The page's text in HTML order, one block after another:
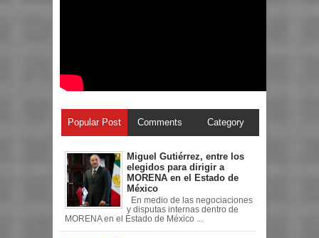
Popular Post Comments Category
Miguel Gutiérrez, entre los
elegidos para dirigir a
MORENA en el Estado de
México
En medio de las negociaciones
y disputas internas dentro de
MORENA en el Estado de México ...